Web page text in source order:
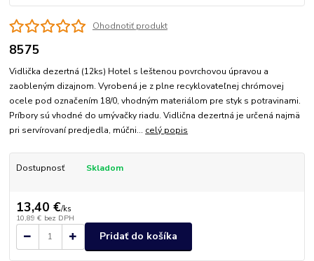
Ohodnotiť produkt
8575
Vidlička dezertná (12ks) Hotel s leštenou povrchovou úpravou a
zaobleným dizajnom. Vyrobená je z plne recyklovateľnej chrómovej
ocele pod označením 18/0, vhodným materiálom pre styk s potravinami.
Príbory sú vhodné do umývačky riadu. Vidlična dezertná je určená najmä
pri servírovaní predjedla, múčni... celý popis
Dostupnosť Skladom
13,40 €/ks
10,89 € bez DPH
Pridať do košíka